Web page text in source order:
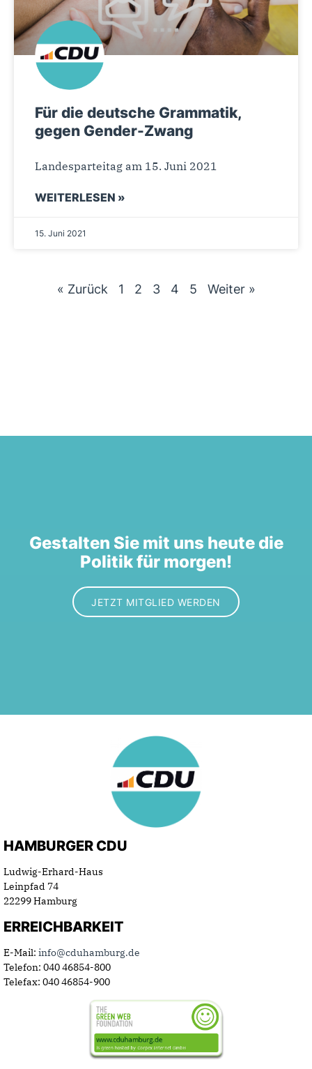
Für die deutsche Grammatik,
gegen Gender-Zwang
Landesparteitag am 15. Juni 2021
WEITERLESEN »
15. Juni 2021
« Zurück 1 2 3 4 5 Weiter »
Gestalten Sie mit uns heute die
Politik für morgen!
JETZT MITGLIED WERDEN
HAMBURGER CDU
Ludwig-Erhard-Haus
Leinpfad 74
22299 Hamburg
ERREICHBARKEIT
E-Mail: info@cduhamburg.de
Telefon: 040 46854-800
Telefax: 040 46854-900